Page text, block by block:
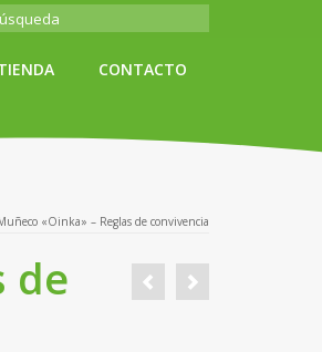
CONTACTO
«Oinka» – Reglas de convivencia
de